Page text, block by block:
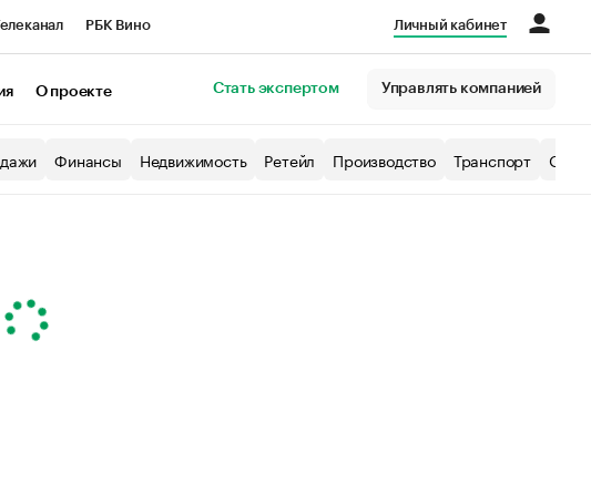
РБК Вино Личный кабинет
О проекте Стать экспертом Управлять компанией
Финансы Недвижимость Ретейл Производство Транспорт